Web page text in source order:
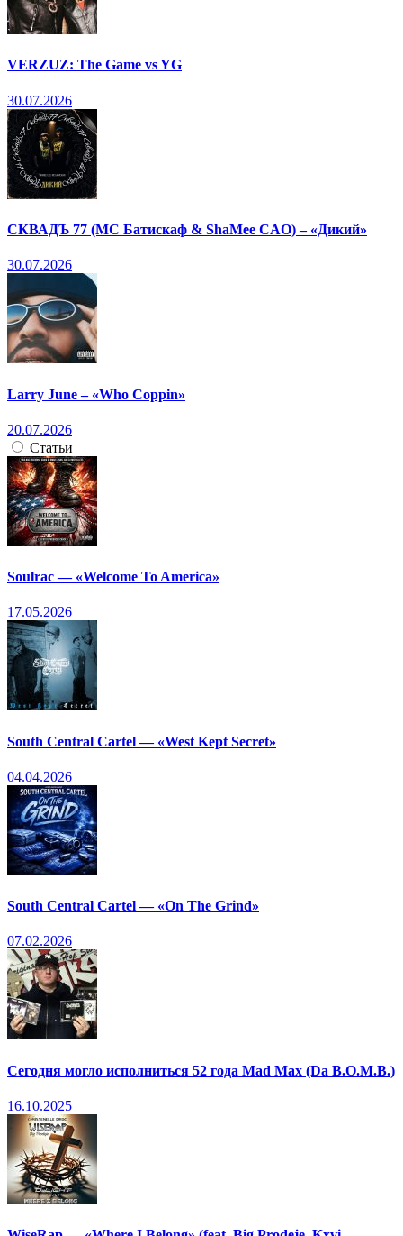
VERZUZ: The Game vs YG
30.07.2026
СКВАДЪ 77 (МС Батискаф & ShaMee CAO) – «Дикий»
30.07.2026
Larry June – «Who Coppin»
20.07.2026
Статьи
Soulrac — «Welcome To America»
17.05.2026
South Central Cartel — «West Kept Secret»
04.04.2026
South Central Cartel — «On The Grind»
07.02.2026
Сегодня могло исполниться 52 года Mad Max (Da B.O.M.B.)
16.10.2025